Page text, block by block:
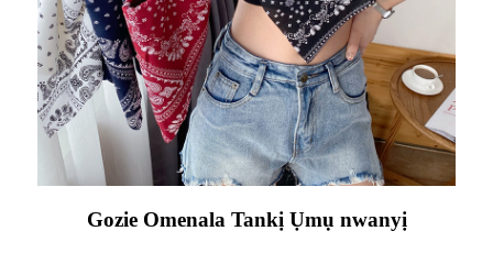
Gozie Omenala Tankị Ụmụ nwanyị